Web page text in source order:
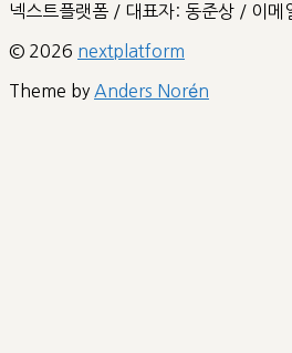
넥스트플랫폼 / 대표자: 동준상 / 이
© 2026 nextplatform
Theme by Anders Norén